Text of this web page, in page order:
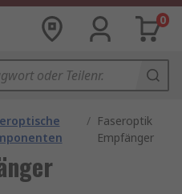
0
/ Faseroptik
Empfänger